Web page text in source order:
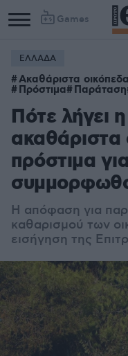
Games
ΕΛΛΑΔΑ
Ακαθάριστα οικόπεδα
Πρόστιμα Παράταση
Πότε λήγει
ακαθάριστα
πρόστιμα
Η απόφαση για
καθαρισμού των
εισήγηση της